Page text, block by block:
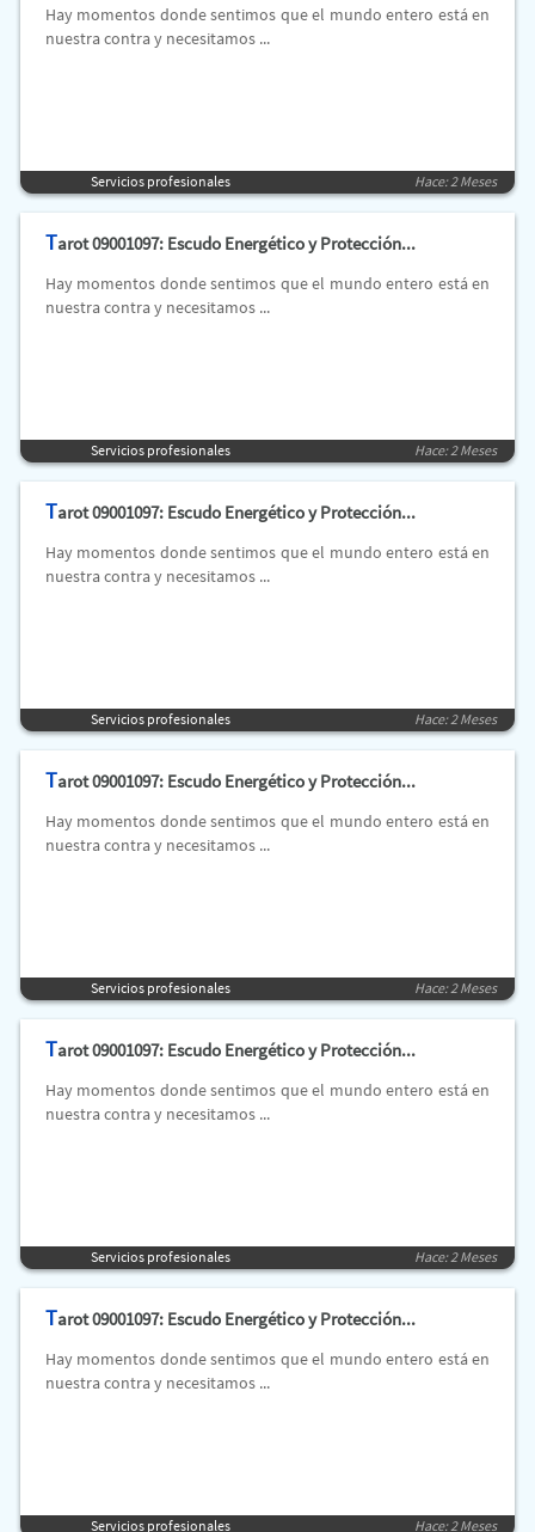
Hay momentos donde sentimos que el mundo entero está en
nuestra contra y necesitamos ...
Servicios profesionales Hace: 2 Meses
Tarot 09001097: Escudo Energético y Protección...
Hay momentos donde sentimos que el mundo entero está en
nuestra contra y necesitamos ...
Servicios profesionales Hace: 2 Meses
Tarot 09001097: Escudo Energético y Protección...
Hay momentos donde sentimos que el mundo entero está en
nuestra contra y necesitamos ...
Servicios profesionales Hace: 2 Meses
Tarot 09001097: Escudo Energético y Protección...
Hay momentos donde sentimos que el mundo entero está en
nuestra contra y necesitamos ...
Servicios profesionales Hace: 2 Meses
Tarot 09001097: Escudo Energético y Protección...
Hay momentos donde sentimos que el mundo entero está en
nuestra contra y necesitamos ...
Servicios profesionales Hace: 2 Meses
Tarot 09001097: Escudo Energético y Protección...
Hay momentos donde sentimos que el mundo entero está en
nuestra contra y necesitamos ...
Servicios profesionales Hace: 2 Meses